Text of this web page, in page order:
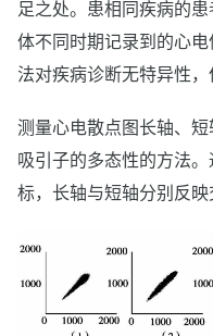
足之处。患相同疾病的
体不同时期记录到的心
法对疾病诊断无特异性，
测量心电散点图长轴、
吸引子的多态性的方法
标，长轴与短轴分别反映